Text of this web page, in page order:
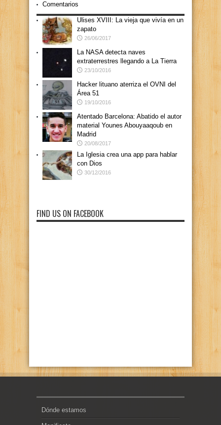
Comentarios
Ulises XVIII: La vieja que vivía en un
zapato
26/06/2017
La NASA detecta naves
extraterrestres llegando a La Tierra
23/10/2016
Hacker lituano aterriza el OVNI del
Área 51
19/10/2016
Atentado Barcelona: Abatido el autor
material Younes Abouyaaqoub en
Madrid
20/08/2017
La Iglesia crea una app para hablar
con Dios
30/12/2016
FIND US ON FACEBOOK
Dónde estamos